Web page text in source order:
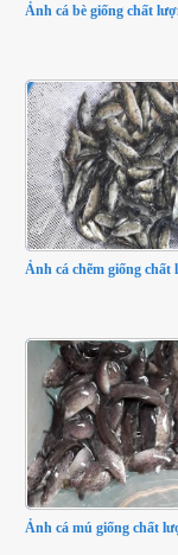
Ảnh cá bè giống chất
Ảnh cá chẽm giống chất
Ảnh cá mú giống chất